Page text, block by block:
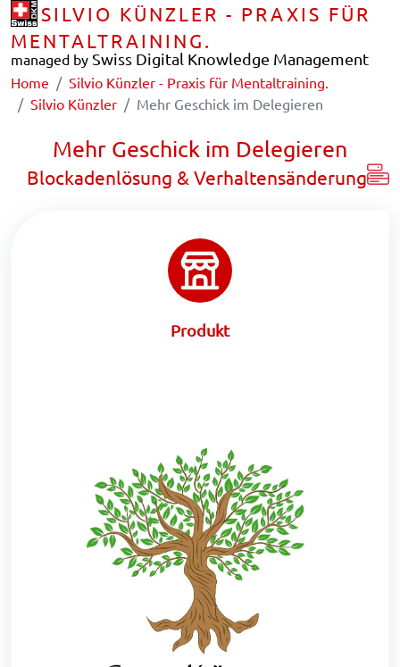
SILVIO KÜNZLER - PRAXIS FÜR
MENTALTRAINING.
managed by Swiss Digital Knowledge Management
Home
Silvio Künzler - Praxis für Mentaltraining.
Silvio Künzler
Mehr Geschick im Delegieren
Mehr Geschick im Delegieren
Blockadenlösung & Verhaltensänderung
Produkt